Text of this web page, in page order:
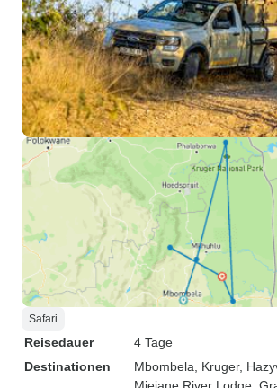
Safari
Reisedauer
4 Tage
Destinationen
Mbombela , Kruger,